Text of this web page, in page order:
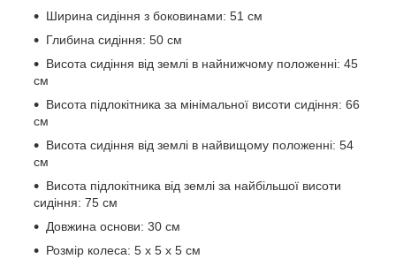
Ширина сидіння з боковинами: 51 см
Глибина сидіння: 50 см
Висота сидіння від землі в найнижчому положенні: 45
см
Висота підлокітника за мінімальної висоти сидіння: 66
см
Висота сидіння від землі в найвищому положенні: 54
см
Висота підлокітника від землі за найбільшої висоти
сидіння: 75 см
Довжина основи: 30 см
Розмір колеса: 5 x 5 x 5 см